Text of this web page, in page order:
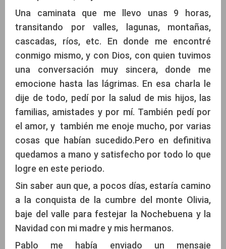
Una caminata que me llevo unas 9 horas,
transitando por valles, lagunas, montañas,
cascadas, ríos, etc. En donde me encontré
conmigo mismo, y con Dios, con quien tuvimos
una conversación muy sincera, donde me
emocione hasta las lágrimas. En esa charla le
dije de todo, pedí por la salud de mis hijos, las
familias, amistades y por mí. También pedí por
el amor, y también me enoje mucho, por varias
cosas que habían sucedido.Pero en definitiva
quedamos a mano y satisfecho por todo lo que
logre en este periodo.
Sin saber aun que, a pocos días, estaría camino
a la conquista de la cumbre del monte Olivia,
baje del valle para festejar la Nochebuena y la
Navidad con mi madre y mis hermanos.
Pablo me había enviado un mensaje